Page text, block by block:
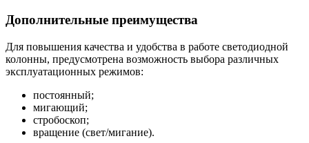
Дополнительные преимущества
Для повышения качества и удобства в работе светодиодной
колонны, предусмотрена возможность выбора различных
эксплуатационных режимов:
постоянный;
мигающий;
стробоскоп;
вращение (свет/мигание).